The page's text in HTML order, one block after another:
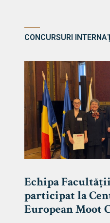
CONCURSURI
Echipa
participat la
European Moot